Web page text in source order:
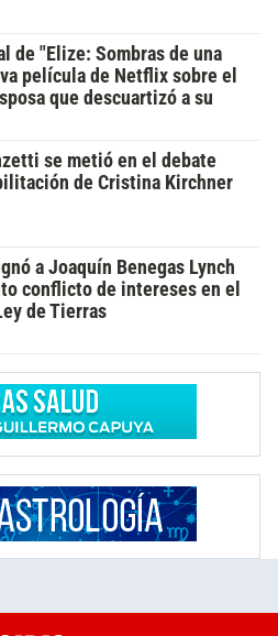
de "Elize: Sombras de una
película de Netflix sobre el
que descuartizó a su
se metió en el debate
de Cristina Kirchner
a Joaquín Benegas Lynch
conflicto de intereses en el
de Tierras